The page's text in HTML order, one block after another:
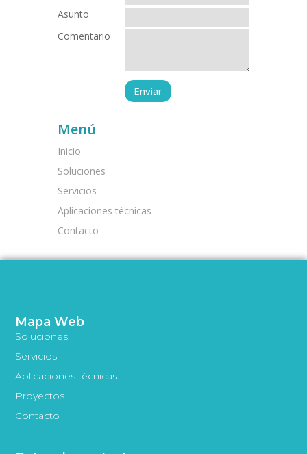
Asunto
Comentario
Menú
Inicio
Soluciones
Servicios
Aplicaciones técnicas
Contacto
Mapa Web
Soluciones
Servicios
Aplicaciones técnicas
Proyectos
Contacto